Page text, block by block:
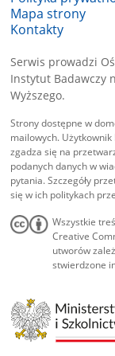
Mapa strony
Kontakty
Serwis prowadzi
Instytut Badawczy
Wyższego.
Strony dostępne w
mailowych.
zgadza się na
podanych danych w
pytania. Szczegóły
się w ich politykach
Wszystkie
Creative
utworów
stwierdzone